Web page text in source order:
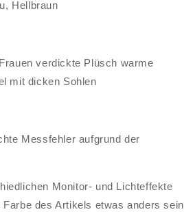
Hellbraun
verdickte Plüsch warme
mit dicken Sohlen
Messfehler aufgrund der
Monitor- und Lichteffekte
des Artikels etwas anders sein